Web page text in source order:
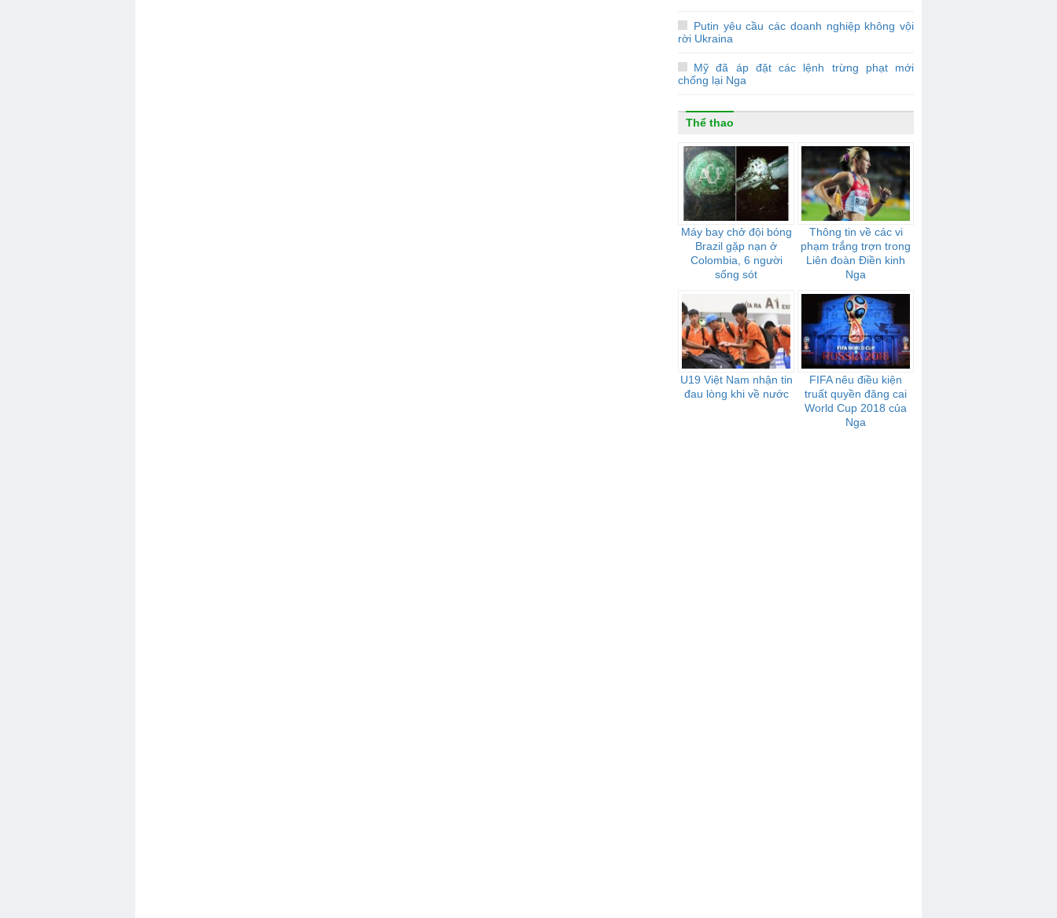
Putin yêu cầu các doanh nghiệp không vội
rời Ukraina
Mỹ đã áp đặt các lệnh trừng phạt mới
chống lại Nga
Thể thao
Máy bay chở đội bóng
Brazil gặp nạn ở
Colombia, 6 người
sống sót
Thông tin về các vi
phạm trắng trợn trong
Liên đoàn Điền kinh
Nga
U19 Việt Nam nhận tin
đau lòng khi về nước
FIFA nêu điều kiện
truất quyền đăng cai
World Cup 2018 của
Nga